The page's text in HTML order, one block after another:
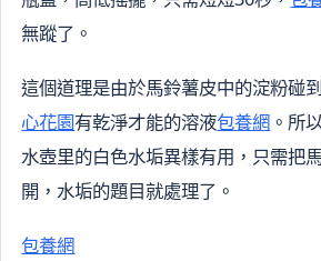
無蹤了。
這個道理是由於馬鈴薯皮中的淀粉碰
心花園有乾淨才能的溶液包養網 。所
水壺里的白色水垢異樣有用，只需把
開，水垢的題目就處理了。
包養網